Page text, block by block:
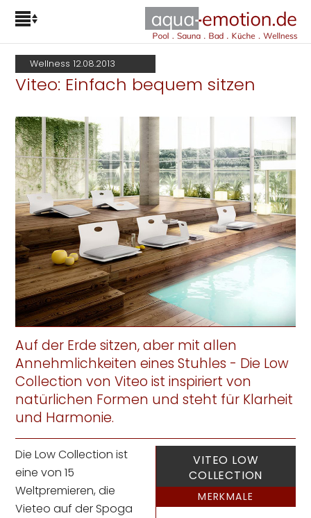
Wellness 12.08.2013
Viteo: Einfach bequem sitzen
Auf der Erde sitzen, aber mit allen
Annehmlichkeiten eines Stuhles - Die Low
Collection von Viteo ist inspiriert von
natürlichen Formen und steht für Klarheit
und Harmonie.
VITEO LOW
COLLECTION
MERKMALE
Die Low Collection ist
eine von 15
Weltpremieren, die
Vieteo auf der Spoga